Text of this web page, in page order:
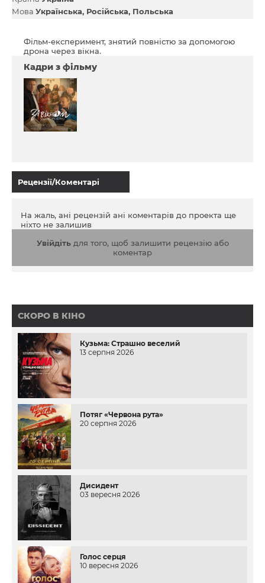
Мова Українська Російська Польська
Фільм-експеримент, знятий повністю за допомогою
дрона через вікна.
Кадри з фільму
Рецензії/Коментарі
На жаль, ані рецензій ані коментарів до проекта ще
ніхто не залишив
Увійдітьдля того, щоб залишити рецензію або
коментар
СКОРО В КІНО
Кузьма: Страшно веселий
13 серпня 2026
Потяг «Червона рута»
20 серпня 2026
Дисидент
03 вересня 2026
Голос серця
10 вересня 2026